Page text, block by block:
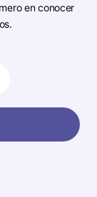
en conocer